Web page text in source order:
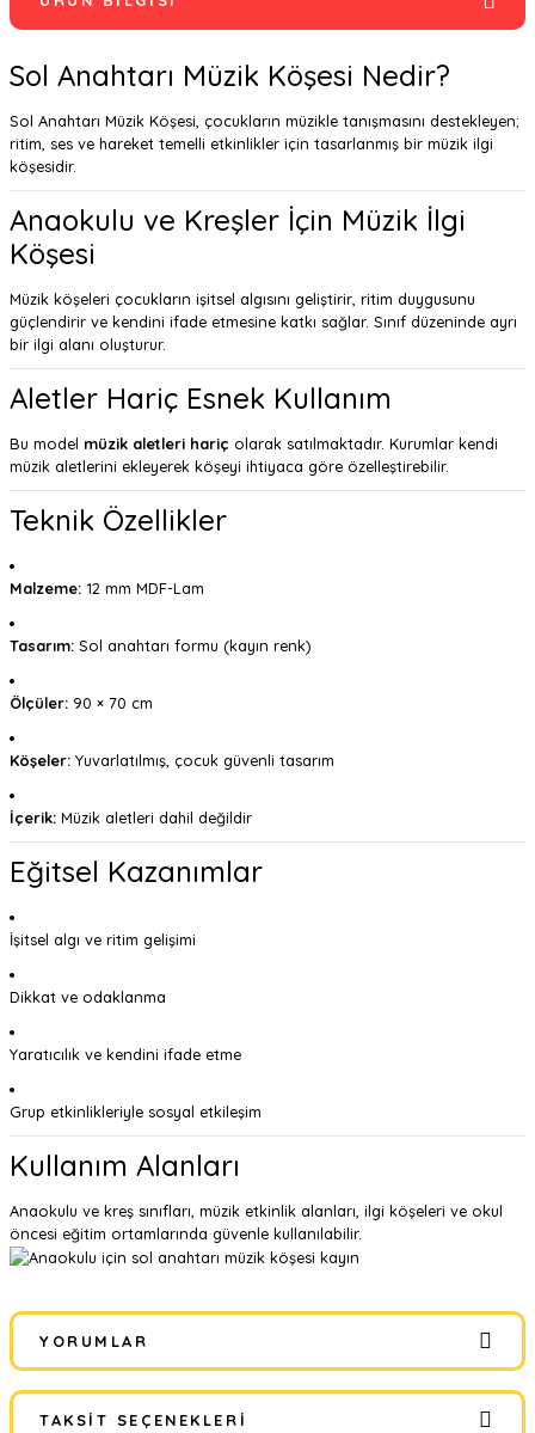
Sol Anahtarı Müzik Köşesi Nedir?
Sol Anahtarı Müzik Köşesi, çocukların müzikle tanışmasını destekleyen;
ritim, ses ve hareket temelli etkinlikler için tasarlanmış bir müzik ilgi
köşesidir.
Anaokulu ve Kreşler İçin Müzik İlgi
Köşesi
Müzik köşeleri çocukların işitsel algısını geliştirir, ritim duygusunu
güçlendirir ve kendini ifade etmesine katkı sağlar. Sınıf düzeninde ayrı
bir ilgi alanı oluşturur.
Aletler Hariç Esnek Kullanım
Bu model müzik aletleri hariç olarak satılmaktadır. Kurumlar kendi
müzik aletlerini ekleyerek köşeyi ihtiyaca göre özelleştirebilir.
Teknik Özellikler
Malzeme: 12 mm MDF-Lam
Tasarım: Sol anahtarı formu (kayın renk)
Ölçüler: 90 × 70 cm
Köşeler: Yuvarlatılmış, çocuk güvenli tasarım
İçerik: Müzik aletleri dahil değildir
Eğitsel Kazanımlar
İşitsel algı ve ritim gelişimi
Dikkat ve odaklanma
Yaratıcılık ve kendini ifade etme
Grup etkinlikleriyle sosyal etkileşim
Kullanım Alanları
Anaokulu ve kreş sınıfları, müzik etkinlik alanları, ilgi köşeleri ve okul
öncesi eğitim ortamlarında güvenle kullanılabilir.
YORUMLAR
TAKSIT SEÇENEKLERI